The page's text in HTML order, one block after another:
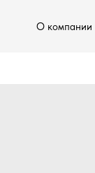
О компании